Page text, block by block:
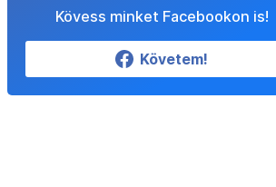
Kövess minket Facebookon is!
Követem!